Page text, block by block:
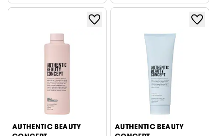
AUTHENTIC BEAUTY
AUTHENTIC BEAUTY